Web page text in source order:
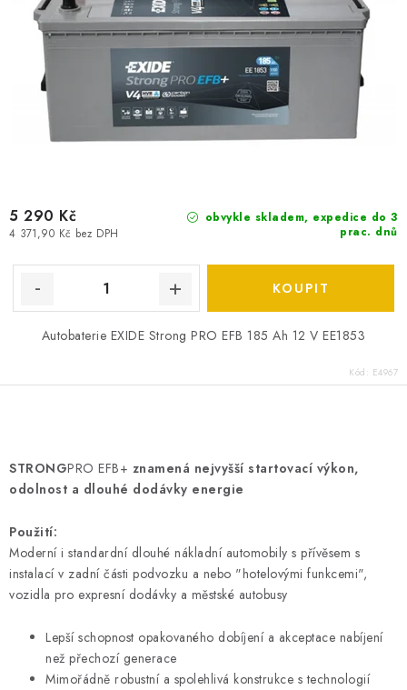
obvykle skladem, expedice do 3
prac. dnů
4 371,90 Kč bez DPH
5 290 Kč
Autobaterie EXIDE Strong PRO EFB 185 Ah 12 V EE1853
Kód: E4967
v
l
d
a
c
í
STRONGPRO EFB+ znamená nejvyšší startovací výkon,
odolnost a dlouhé dodávky energie
Použití:
Moderní i standardní dlouhé nákladní automobily s přívěsem s
instalací v zadní části podvozku a nebo "hotelovými funkcemi",
vozidla pro expresní dodávky a městské autobusy
Lepší schopnost opakovaného dobíjení a akceptace nabíjení
než přechozí generace
Mimořádně robustní a spolehlivá konstrukce s technologií